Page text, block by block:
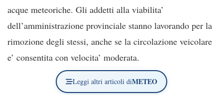
acque meteoriche. Gli addetti alla viabilita’
dell’amministrazione provinciale stanno lavorando per la
rimozione degli stessi, anche se la circolazione veicolare
e’ consentita con velocita’ moderata.
Leggi altri articoli diMETEO